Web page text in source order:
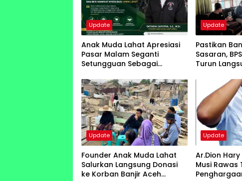
Update
Anak Muda Lahat Apresiasi
Pasar Malam Seganti
Setungguan Sebagai
Kerakyatan
Update
Pastikan
Sasaran,
Turun
Update
Founder Anak Muda Lahat
Salurkan Langsung Donasi
ke Korban Banjir Aceh
Update
Ar.Dion
Musi Rawas